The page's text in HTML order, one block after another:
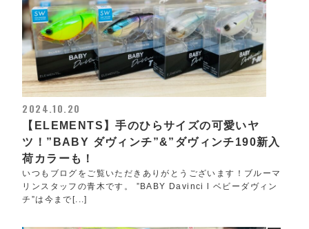
2024.10.20
【ELEMENTS】手のひらサイズの可愛いヤ
ツ！”BABY ダヴィンチ”&”ダヴィンチ190新入
荷カラーも！
いつもブログをご覧いただきありがとうございます！ブルーマ
リンスタッフの青木です。 ”BABY Davinci l ベビーダヴィン
チ”は今まで[...]